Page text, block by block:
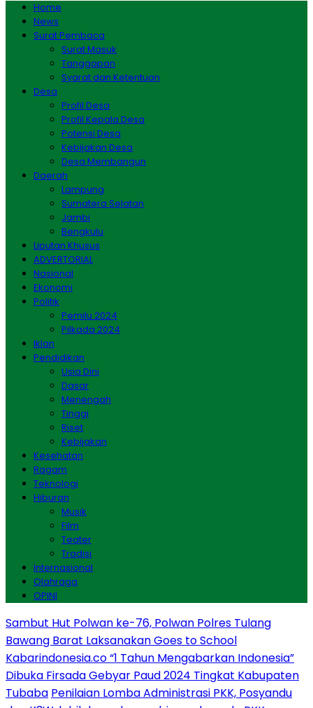
Home
News
Surat Pembaca
Surat Masuk
Tanggapan
Syarat dan Ketentuan
Desa
Profil Desa
Profil Kepala Desa
Potensi Desa
Kebijakan Desa
Desa Membangun
Daerah
Lampung
Sumatera Selatan
Jambi
Bengkulu
Liputan Khusus
ADVERTORIAL
Nasional
Ekonomi
Politik
Pemilu 2024
Pilkada 2024
Iklan
Pendidikan
Usia Dini
Dasar
Menengah
Tinggi
Riset
Kebijakan
Kesehatan
Ragam
Teknologi
Hiburan
Musik
Film
Teater
Tradisi
Internasional
Olahraga
OPINI
Sambut Hut Polwan ke-76, Polwan Polres Tulang
Bawang Barat Laksanakan Goes to School
Kabarindonesia.co “1 Tahun Mengabarkan Indonesia”
Dibuka Firsada Gebyar Paud 2024 Tingkat Kabupaten
Tubaba Penilaian Lomba Administrasi PKK, Posyandu